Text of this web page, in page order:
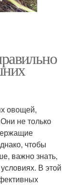
овощей,
не только
чтобы
важно знать,
В этой